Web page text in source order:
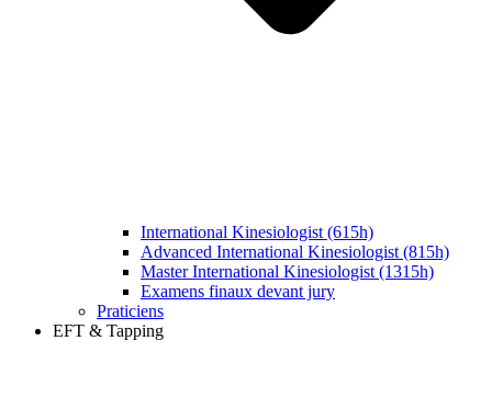
International Kinesiologist (615h)
Advanced International Kinesiologist (815h)
Master International Kinesiologist (1315h)
Examens finaux devant jury
Praticiens
EFT & Tapping